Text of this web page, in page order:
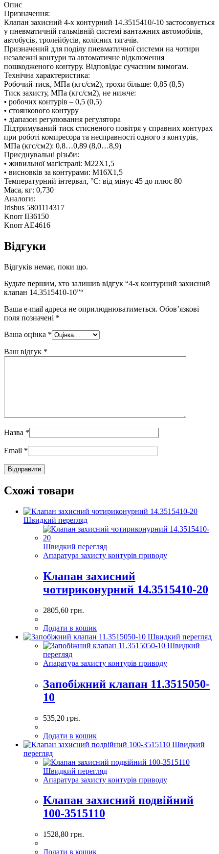
Опис
Призначення:
Клапан захисний 4-х контурний 14.3515410/-10 застосовується
у пневматичній гальмівній системі вантажних автомобілів,
автобусів, тролейбусів, колісних тягачів.
Призначений для поділу пневматичної системи на чотири
незалежні контури та автоматичне відключення
пошкодженого контуру. Відповідає сучасним вимогам.
Технічна характеристика:
Робочий тиск, МПа (кгс/см2), трохи більше: 0,85 (8,5)
Тиск захисту, МПа (кгс/см2), не нижче:
• робочих контурів – 0,5 (0,5)
• стоянкового контуру
• діапазон регулювання регулятора
Підтримуваний тиск стисненого повітря у справних контурах
при роботі компресора та несправності одного з контурів,
МПа (кгс/см2): 0,8…0,89 (8,0…8,9)
Приєднувальні різьби:
• живильної магістралі: М22Х1,5
• висновків за контурами: М16Х1,5
Температурний інтервал, °С: від мінус 45 до плюс 80
Маса, кг: 0,730
Аналоги:
Irisbus 5801114317
Knorr II36150
Knorr AE4616
Відгуки
Відгуків немає, поки що.
Будьте першим, хто залишив відгук “4-х контурний захисний
клапан 14.3515410-10”“
Ваша e-mail адреса не оприлюднюватиметься. Обов’язкові
поля позначені *
Ваша оцінка *
Ваш відгук *
Назва *
Email *
Схожі товари
Швидкий перегляд
Швидкий перегляд
Апаратура захисту контурів приводу
Клапан захисний
чотириконурний 14.3515410-20
2805,60 грн.
Додати в кошик
Швидкий перегляд
Швидкий
перегляд
Апаратура захисту контурів приводу
Запобіжний клапан 11.3515050-
10
535,20 грн.
Додати в кошик
Швидкий
перегляд
Швидкий перегляд
Апаратура захисту контурів приводу
Клапан захисний подвійний
100-3515110
1528,80 грн.
Додати в кошик